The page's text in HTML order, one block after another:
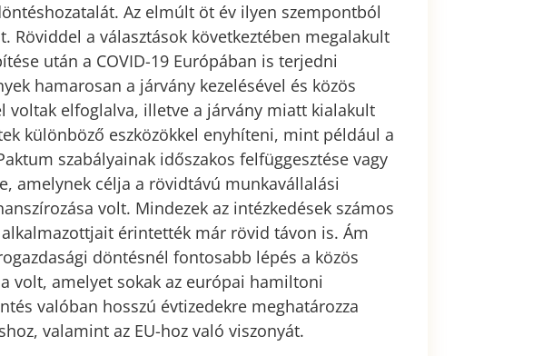
Az elmúlt öt év ilyen szempontból
Röviddel a választások következtében megalakult
után a COVID-19 Európában is terjedni
hamarosan a járvány kezelésével és közös
voltak elfoglalva, illetve a járvány miatt kialakult
különböző eszközökkel enyhíteni, mint például a
szabályainak időszakos felfüggesztése vagy
amelynek célja a rövidtávú munkavállalási
volt. Mindezek az intézkedések számos
érintették már rövid távon is. Ám
döntésnél fontosabb lépés a közös
volt, amelyet sokak az európai hamiltoni
valóban hosszú évtizedekre meghatározza
valamint az EU-hoz való viszonyát.